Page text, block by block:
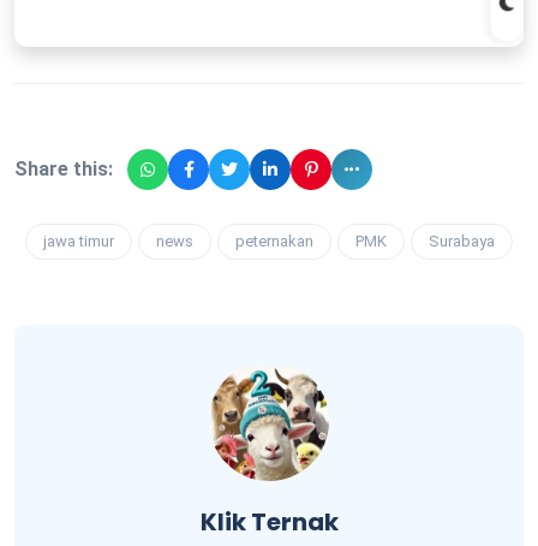
Share this:
jawa timur news peternakan PMK Surabaya
Klik Ternak